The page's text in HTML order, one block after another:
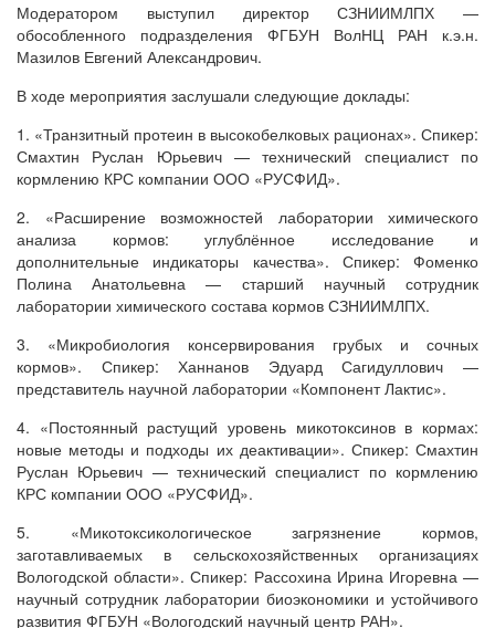
Модератором выступил директор СЗНИИМЛПХ —
обособленного подразделения ФГБУН ВолНЦ РАН к.э.н.
Мазилов Евгений Александрович.
В ходе мероприятия заслушали следующие доклады:
1. «Транзитный протеин в высокобелковых рационах». Спикер:
Смахтин Руслан Юрьевич — технический специалист по
кормлению КРС компании ООО «РУСФИД».
2. «Расширение возможностей лаборатории химического
анализа кормов: углублённое исследование и
дополнительные индикаторы качества». Спикер: Фоменко
Полина Анатольевна — старший научный сотрудник
лаборатории химического состава кормов СЗНИИМЛПХ.
3. «Микробиология консервирования грубых и сочных
кормов». Спикер: Ханнанов Эдуард Сагидуллович —
представитель научной лаборатории «Компонент Лактис».
4. «Постоянный растущий уровень микотоксинов в кормах:
новые методы и подходы их деактивации». Спикер: Смахтин
Руслан Юрьевич — технический специалист по кормлению
КРС компании ООО «РУСФИД».
5. «Микотоксикологическое загрязнение кормов,
заготавливаемых в сельскохозяйственных организациях
Вологодской области». Спикер: Рассохина Ирина Игоревна —
научный сотрудник лаборатории биоэкономики и устойчивого
развития ФГБУН «Вологодский научный центр РАН».